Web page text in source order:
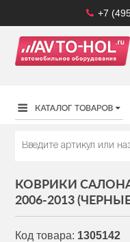
+7
КОВРИКИ
2006-2013
Код товара: 1305142